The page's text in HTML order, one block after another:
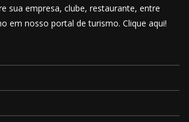
sua empresa, clube, restaurante, entre
em nosso portal de turismo. Clique aqui!